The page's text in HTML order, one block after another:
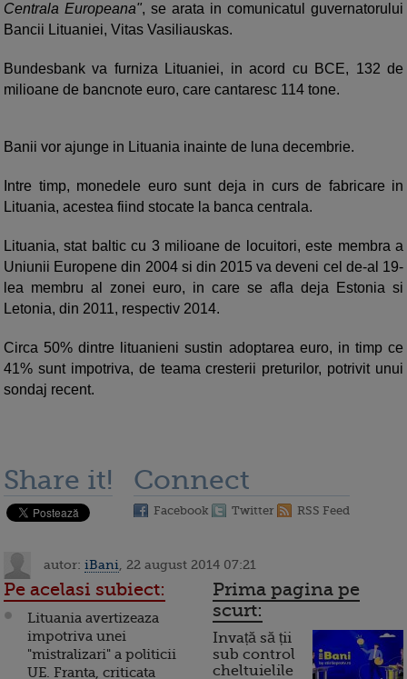
Centrala Europeana", se arata in comunicatul guvernatorului
Bancii Lituaniei, Vitas Vasiliauskas.
Bundesbank va furniza Lituaniei, in acord cu BCE, 132 de
milioane de bancnote euro, care cantaresc 114 tone.
Banii vor ajunge in Lituania inainte de luna decembrie.
Intre timp, monedele euro sunt deja in curs de fabricare in
Lituania, acestea fiind stocate la banca centrala.
Lituania, stat baltic cu 3 milioane de locuitori, este membra a
Uniunii Europene din 2004 si din 2015 va deveni cel de-al 19-
lea membru al zonei euro, in care se afla deja Estonia si
Letonia, din 2011, respectiv 2014.
Circa 50% dintre lituanieni sustin adoptarea euro, in timp ce
41% sunt impotriva, de teama cresterii preturilor, potrivit unui
sondaj recent.
Share it! Connect
Facebook Twitter RSS Feed
autor: iBani , 22 august 2014 07:21
Pe acelasi subiect:
Lituania avertizeaza
impotriva unei
"mistralizari" a politicii
UE. Franta, criticata
Prima pagina pe
scurt:
Invață să ții
sub control
cheltuielile